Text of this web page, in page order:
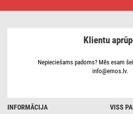
ar
INFORMĀCIJA VISS
Klientu
Nepieciešams padoms? Mēs esam
info@emos.lv.